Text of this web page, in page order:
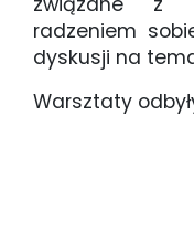
radzeniem
dyskusji na
Warsztaty